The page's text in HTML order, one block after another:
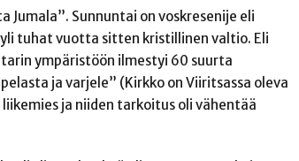
Jumala”. Sunnuntai on voskresenije eli
yli tuhat vuotta sitten kristillinen valtio. Eli
ympäristöön ilmestyi 60 suurta
ja varjele” (Kirkko on Viiritsassa oleva
ja niiden tarkoitus oli vähentää